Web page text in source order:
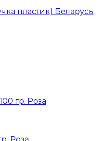
пластик) Беларусь
Роза